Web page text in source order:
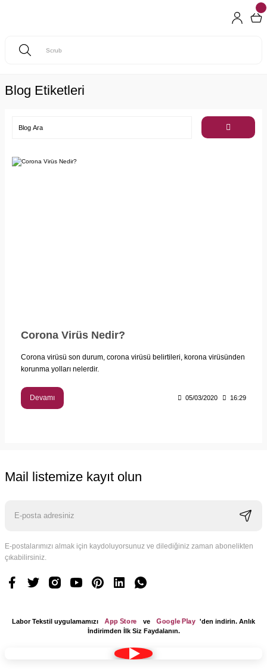
Blog Etiketleri
Corona Virüs Nedir?
Corona virüsü son durum, corona virüsü belirtileri, korona virüsünden
korunma yolları nelerdir.
Devamı 05/03/2020 16:29
Mail listemize kayıt olun
E-postalarımızı almak için kaydoluyorsunuz ve dilediğiniz zaman abonelikten
çıkabilirsiniz.
Labor Tekstil uygulamamızı App Store ve Google Play
'den indirin. Anlık
İndirimden İlk Siz Faydalanın.